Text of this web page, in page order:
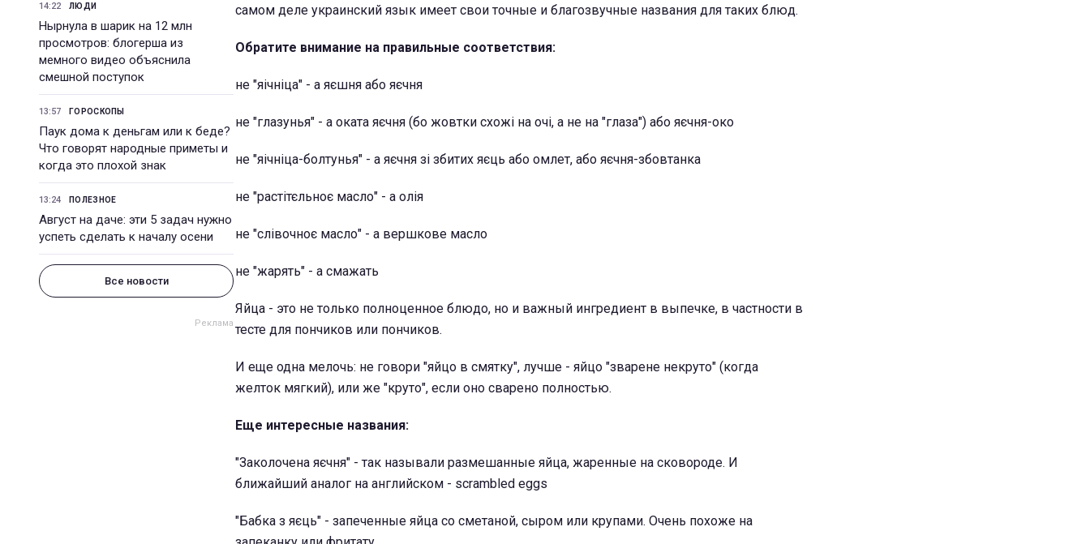
14:22 ЛЮДИ
Нырнула в шарик на 12 млн
просмотров: блогерша из
мемного видео объяснила
смешной поступок
13:57 ГОРОСКОПЫ
Паук дома к деньгам или к беде?
Что говорят народные приметы и
когда это плохой знак
13:24 ПОЛЕЗНОЕ
Август на даче: эти 5 задач нужно
успеть сделать к началу осени
Все новости
самом деле украинский язык имеет свои точные и благозвучные названия для таких блюд.
Обратите внимание на правильные соответствия:
не "яічніца" - а яєшня або яєчня
не "глазунья" - а оката яєчня (бо жовтки схожі на очі, а не на "глаза") або яєчня-око
не "яічніца-болтунья" - а яєчня зі збитих яєць або омлет, або яєчня-збовтанка
не "растітєльноє масло" - а олія
не "слівочноє масло" - а вершкове масло
не "жарять" - а смажать
Яйца - это не только полноценное блюдо, но и важный ингредиент в выпечке, в частности в
тесте для пончиков или пончиков.
И еще одна мелочь: не говори "яйцо в смятку", лучше - яйцо "зварене некруто" (когда
желток мягкий), или же "круто", если оно сварено полностью.
Еще интересные названия:
"Заколочена яєчня" - так называли размешанные яйца, жаренные на сковороде. И
ближайший аналог на английском - scrambled eggs
"Бабка з яєць" - запеченные яйца со сметаной, сыром или крупами. Очень похоже на